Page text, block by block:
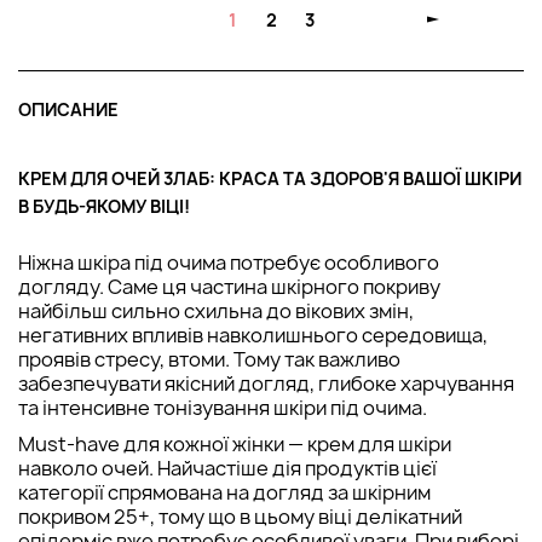
1 2 3
ОПИСАНИЕ
КРЕМ ДЛЯ ОЧЕЙ 3ЛАБ: КРАСА ТА ЗДОРОВ'Я ВАШОЇ ШКІРИ
В БУДЬ-ЯКОМУ ВІЦІ!
Ніжна шкіра під очима потребує особливого
догляду. Саме ця частина шкірного покриву
найбільш сильно схильна до вікових змін,
негативних впливів навколишнього середовища,
проявів стресу, втоми. Тому так важливо
забезпечувати якісний догляд, глибоке харчування
та інтенсивне тонізування шкіри під очима.
Must-have для кожної жінки — крем для шкіри
навколо очей. Найчастіше дія продуктів цієї
категорії спрямована на догляд за шкірним
покривом 25+, тому що в цьому віці делікатний